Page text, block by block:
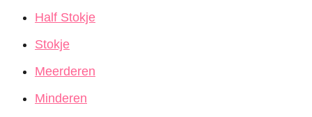
Half Stokje
Stokje
Meerderen
Minderen